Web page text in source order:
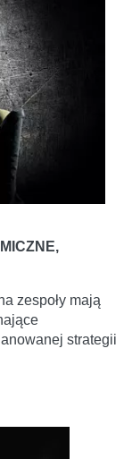
zespoły mają
strategii